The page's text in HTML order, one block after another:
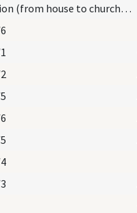
exodiastic rites/procession (from house to church)/5